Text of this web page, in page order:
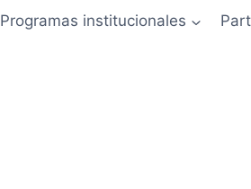
Programas institucionales